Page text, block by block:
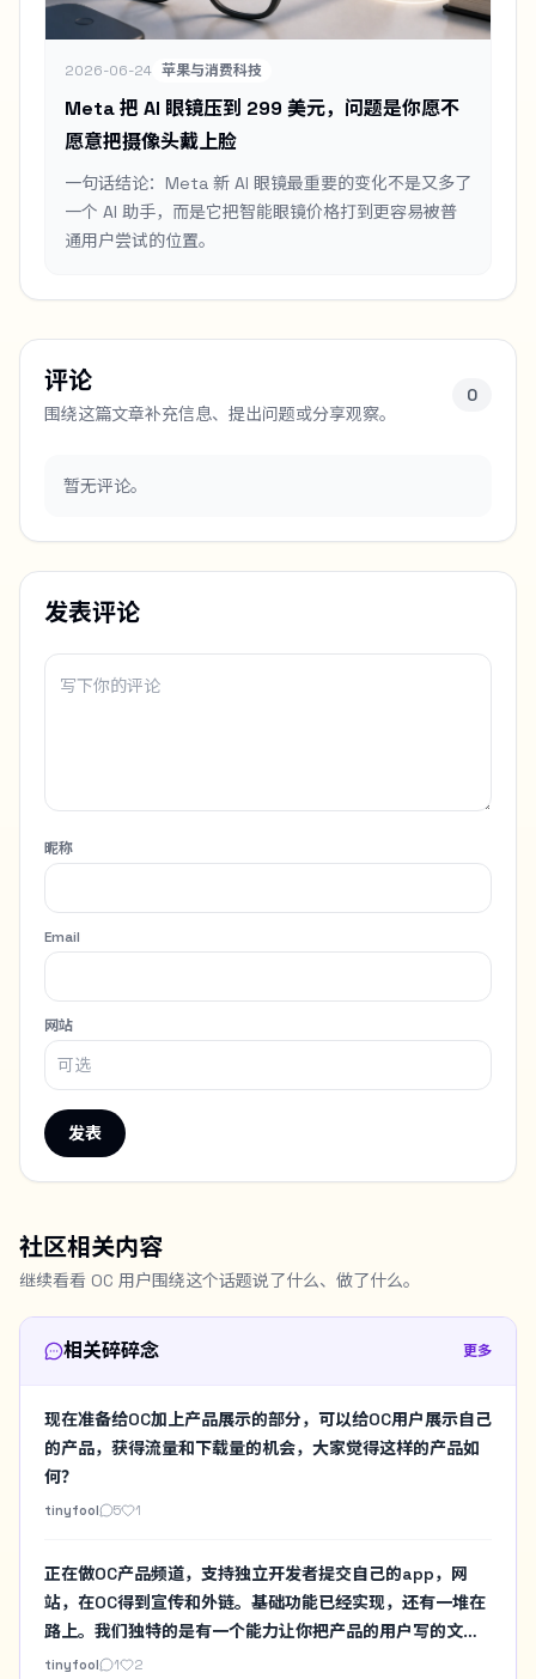
2026-06-24 苹果与消费科技
Meta 把 AI 眼镜压到 299 美元，问题是你愿不
愿意把摄像头戴上脸
一句话结论：Meta 新 AI 眼镜最重要的变化不是又多了
一个 AI 助手，而是它把智能眼镜价格打到更容易被普
通用户尝试的位置。
评论
围绕这篇文章补充信息、提出问题或分享观察。
0
暂无评论。
发表评论
昵称
Email
网站
发表
社区相关内容
继续看看 OC 用户围绕这个话题说了什么、做了什么。
相关碎碎念 更多
现在准备给OC加上产品展示的部分，可以给OC用户展示自己
的产品，获得流量和下载量的机会，大家觉得这样的产品如
何？
tinyfool 5 1
正在做OC产品频道，支持独立开发者提交自己的app，网
站，在OC得到宣传和外链。基础功能已经实现，还有一堆在
路上。我们独特的是有一个能力让你把产品的用户写的文章
视频也可以列在你的产品页下方。方便更多用户了解，这不
tinyfool 1 2